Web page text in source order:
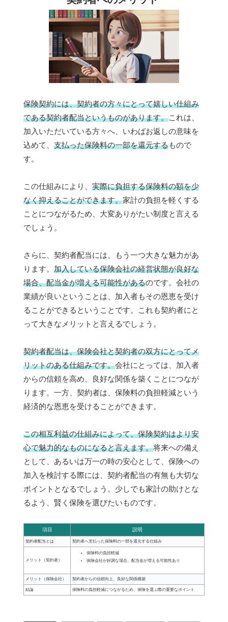
保険契約には、契約者の方々にとって嬉しい仕組み
である契約者配当というものがあります。これは、
加入いただいている方々へ、いわばお返しの意味を
込めて、 支払った保険料の一部を還元するもので
す。
この仕組みにより、 実際に負担する保険料の額を少
なく抑えることができます。家計の負担を軽くする
ことにつながるため、大変ありがたい制度と言える
でしょう。
さらに、契約者配当には、もう一つ大きな魅力があ
ります。 加入している保険会社の経営状態が良好な
場合、配当金が増える可能性があるのです。会社の
業績が良いということは、加入者もその恩恵を受け
ることができるということです。これも契約者にと
って大きなメリットと言えるでしょう。
契約者配当は、保険会社と契約者の双方にとってメ
リットのある仕組みです。会社にとっては、加入者
からの信頼を高め、良好な関係を築くことにつなが
ります。一方、契約者は、保険料の負担軽減という
経済的な恩恵を受けることができます。
この相互利益の仕組みによって、保険契約はより安
心で魅力的なものになると言えます。将来への備え
として、あるいは万一の時の安心として、保険への
加入を検討する際には、契約者配当の有無も大切な
ポイントとなるでしょう。少しでも家計の助けとな
るよう、賢く保険を選びたいものです。
項目 説明
契約者配当とは 契約者へ支払った保険料の一部を還元する仕組み
メリット（契約者）
保険料の負担軽減
保険会社が好調な場合、配当金が増える可能性あり
メリット（保険会社） 契約者からの信頼向上、良好な関係構築
結論 保険料の負担軽減につながるため、保険を選ぶ際の重要なポイント